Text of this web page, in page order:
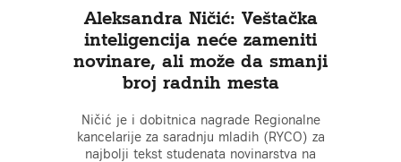
Aleksandra Ničić: Veštačka
inteligencija neće zameniti
novinare, ali može da smanji
broj radnih mesta
Ničić je i dobitnica nagrade Regionalne
kancelarije za saradnju mladih (RYCO) za
najbolji tekst studenata novinarstva na